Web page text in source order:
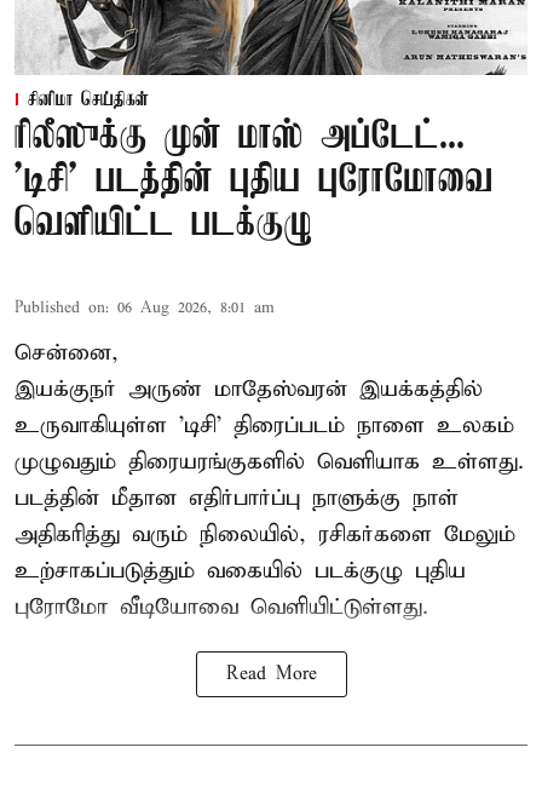
சினிமா செய்திகள்
ரிலீஸுக்கு முன் மாஸ் அப்டேட்...
'டிசி' படத்தின் புதிய புரோமோவை
வெளியிட்ட படக்குழு
Published on: 06 Aug 2026, 8:01 am
சென்னை,
இயக்குநர் அருண் மாதேஸ்வரன் இயக்கத்தில்
உருவாகியுள்ள 'டிசி' திரைப்படம் நாளை உலகம்
முழுவதும் திரையரங்குகளில் வெளியாக உள்ளது.
படத்தின் மீதான எதிர்பார்ப்பு நாளுக்கு நாள்
அதிகரித்து வரும் நிலையில், ரசிகர்களை மேலும்
உற்சாகப்படுத்தும் வகையில் படக்குழு புதிய
புரோமோ வீடியோவை வெளியிட்டுள்ளது.
Read More